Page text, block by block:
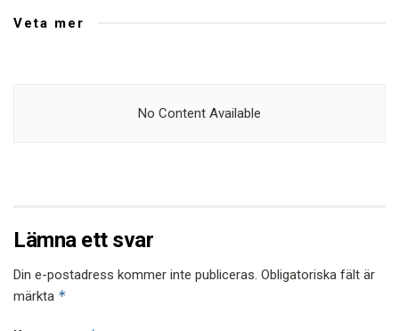
Veta mer
No Content Available
Lämna ett svar
Din e-postadress kommer inte publiceras. Obligatoriska fält är
märkta *